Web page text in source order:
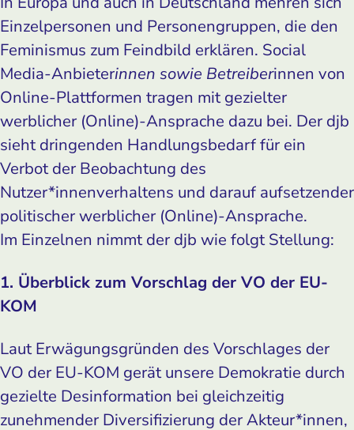
Einzelpersonen und Personengruppen, die den
Feminismus zum Feindbild erklären. Social
Media-Anbieterinnen sowie Betreiberinnen von
Online-Plattformen tragen mit gezielter
werblicher (Online)-Ansprache dazu bei. Der djb
sieht dringenden Handlungsbedarf für ein
Verbot der Beobachtung des
Nutzer*innenverhaltens und darauf aufsetzender
politischer werblicher (Online)-Ansprache.
Im Einzelnen nimmt der djb wie folgt Stellung:
1. Überblick zum Vorschlag der VO der EU-
KOM
Laut Erwägungsgründen des Vorschlages der
VO der EU-KOM gerät unsere Demokratie durch
gezielte Desinformation bei gleichzeitig
zunehmender Diversifizierung der Akteur*innen,